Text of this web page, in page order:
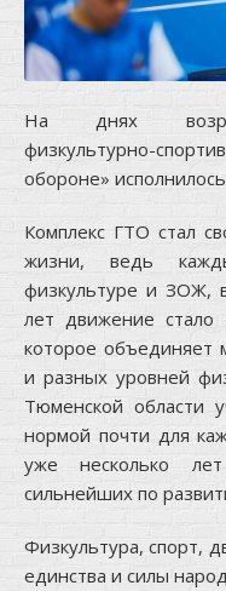
На днях
физкультурно-
обороне»
Комплекс ГТО стал
жизни, ведь
физкультуре и ЗОЖ,
лет движение стало
которое объединяет
и разных уровней
Тюменской области
нормой почти для
уже несколько
сильнейших по
Физкультура, спорт,
единства и силы